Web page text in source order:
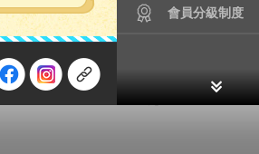
會員分級制度